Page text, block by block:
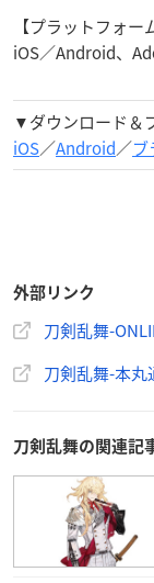
【プラットフォー
iOS／Android、
▼ダウンロード＆
iOS／Android／
外部リンク
刀剣乱舞-
刀剣乱舞-本
刀剣乱舞の関連記